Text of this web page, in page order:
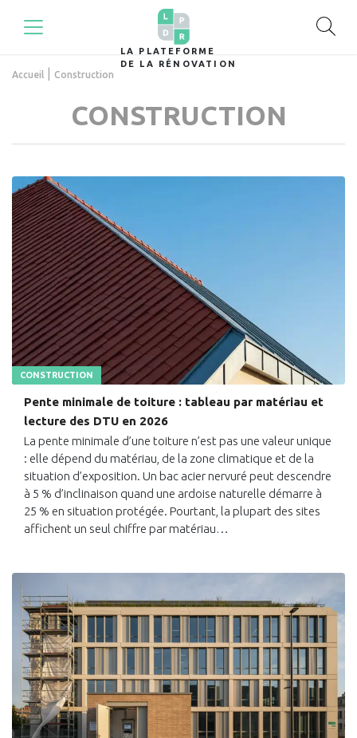
LA PLATEFORME
DE LA RÉNOVATION
Accueil Construction
CONSTRUCTION
CONSTRUCTION
Pente minimale de toiture : tableau par matériau et
lecture des DTU en 2026
La pente minimale d’une toiture n’est pas une valeur unique
: elle dépend du matériau, de la zone climatique et de la
situation d’exposition. Un bac acier nervuré peut descendre
à 5 % d’inclinaison quand une ardoise naturelle démarre à
25 % en situation protégée. Pourtant, la plupart des sites
affichent un seul chiffre par matériau…